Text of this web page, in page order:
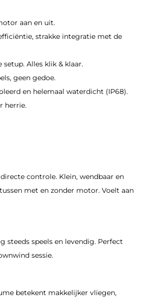
aan en uit.
strakke integratie met de
setup. Alles klik & klaar.
geen gedoe.
en helemaal waterdicht (IP68).
herrie.
controle. Klein, wendbaar en
met en zonder motor. Voelt aan
steeds speels en levendig. Perfect
sessie.
betekent makkelijker vliegen,